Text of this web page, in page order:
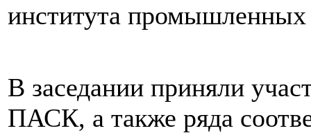
института промышленных
В заседании приняли
ПАСК, а также ряда